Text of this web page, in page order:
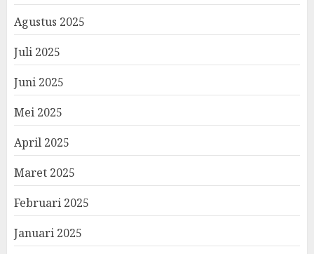
Agustus 2025
Juli 2025
Juni 2025
Mei 2025
April 2025
Maret 2025
Februari 2025
Januari 2025